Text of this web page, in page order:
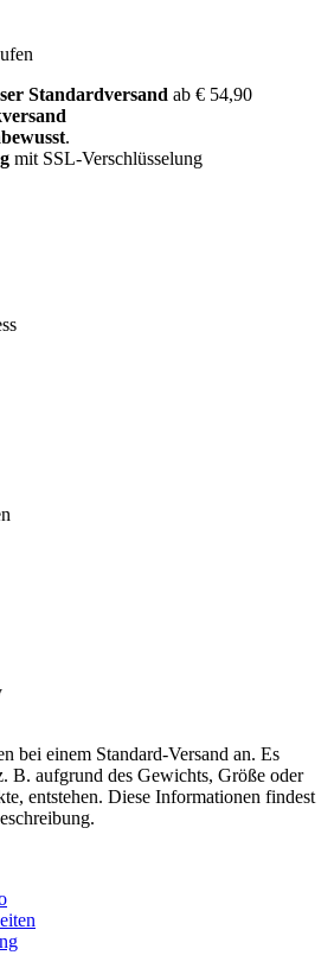
Standardversand ab € 54,90
.
mit SSL-Verschlüsselung
bei einem Standard-Versand an. Es
B. aufgrund des Gewichts, Größe oder
entstehen. Diese Informationen findest